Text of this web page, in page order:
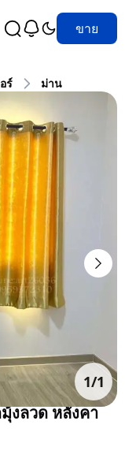
ขาย
ร์ ม่าน
1/1
งลวด หลังคา